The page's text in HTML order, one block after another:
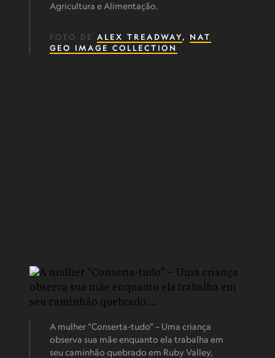
Agricultura e Alimentação.
FOTO DE ALEX TREADWAY, NAT
GEO IMAGE COLLECTION
A mulher “Conserta-tudo” – Uma criança
observa sua mãe enquanto ela trabalha em
seu caminhão quebrado em Ruby Valley,